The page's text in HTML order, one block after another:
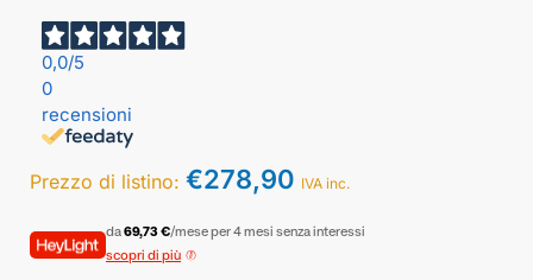
0,0/5
0
recensioni
Prezzo di listino: €278,90 IVA inc.
da69,73 €/mese per 4 mesi senza interessi
scopri di più